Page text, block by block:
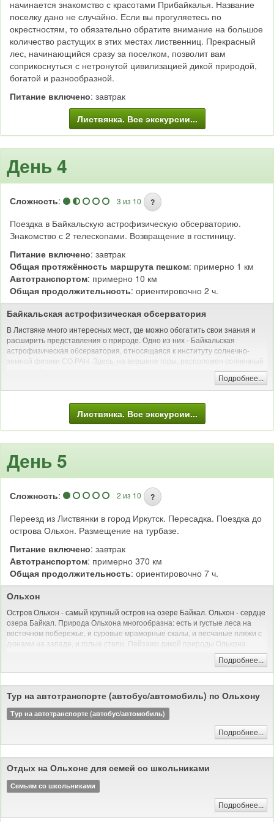
начинается знакомство с красотами Прибайкалья. Название
поселку дано не случайно. Если вы прогуляетесь по
окрестностям, то обязательно обратите внимание на большое
количество растущих в этих местах лиственниц. Прекрасный
лес, начинающийся сразу за поселком, позволит вам
соприкоснуться с нетронутой цивилизацией дикой природой,
богатой и разнообразной.
Питание включено: завтрак
Листвянка. Все экскурсии...
День 4
Сложность: 3 из 10 ?
Поездка в Байкальскую астрофизическую обсерваторию.
Знакомство с 2 телескопами. Возвращение в гостиницу.
Питание включено: завтрак
Общая протяжённость маршрута пешком: примерно 1 км
Автотранспортом: примерно 10 км
Общая продолжительность: ориентировочно 2 ч.
Байкальская астрофизическая обсерватория
В Листвяке много интересных мест, где можно обогатить свои знания и
расширить представления о природе. Одно из них - Байкальская
астрофизическая обсерватория, относящаяся к институту солнечно-
земной физики СО РАН. Здесь, на вершине горы, расположен солнечный
вакуумный телескоп, диаметр объектива которого один метр. Телескоп
является самым большим не только на побережье Байкала, но и во всей
России.
Автомобильная и/или пешая экскурсия (музеи)
Подробнее...
Листвянка. Все экскурсии...
День 5
Сложность: 2 из 10 ?
Переезд из Листвянки в город Иркутск. Пересадка. Поездка до
острова Ольхон. Размещение на турбазе.
Питание включено: завтрак
Автотранспортом: примерно 370 км
Общая продолжительность: ориентировочно 7 ч.
Ольхон
Остров Ольхон - самый крупный остров на озере Байкал. Ольхон - сердце
озера Байкал. Природа Ольхона многообразна: есть и густые леса на
восточном побережье, и суровые мраморные скалы, и песчаные пляжи с
дюнами на западе, и голые степи. Пейзажи дикой природы Ольхона
красивы и величественны - недаром он ежегодно привлекает тысячи
Подробнее...
Тур на автотранспорте (автобус/автомобиль) по Ольхону
Тур на автотранспорте (автобус/автомобиль)
Подробнее...
Отдых на Ольхоне для семей со школьниками
Семьям со школьниками
Подробнее...